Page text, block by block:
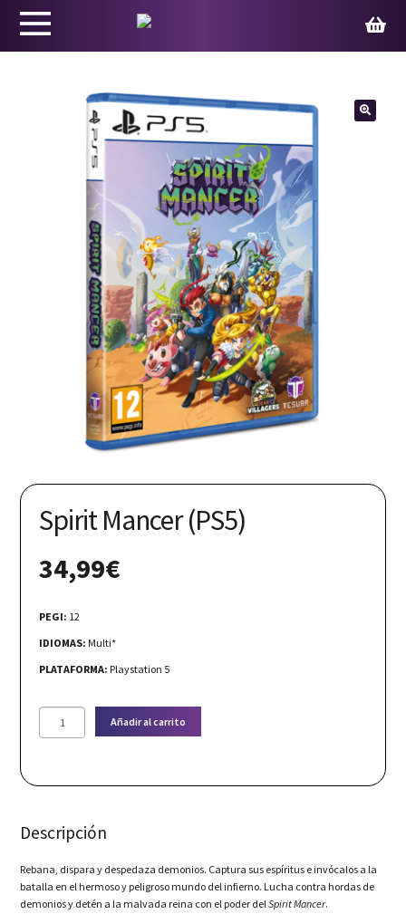
Spirit Mancer (PS5)
34,99€
PEGI: 12
IDIOMAS: Multi*
PLATAFORMA: Playstation 5
Spirit
Mancer
Añadir al carrito
Descripción
Rebana, dispara y despedaza demonios. Captura sus espíritus e invócalos a la
batalla en el hermoso y peligroso mundo del infierno. Lucha contra hordas de
demonios y detén a la malvada reina con el poder delSpirit Mancer.
Productos
Juegos
Ed. Coleccionista
Merchandising
Contacto
Carrito
Nuestras redes: